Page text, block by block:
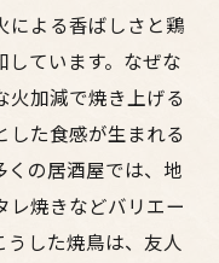
鳥料理の多彩な
田ならではの味
が生む新しい発
料理の選び方
による香ばしさと鶏
ています。なぜな
火加減で焼き上げる
した食感が生まれる
くの居酒屋では、地
レ焼きなどバリエー
した焼鳥は、友人